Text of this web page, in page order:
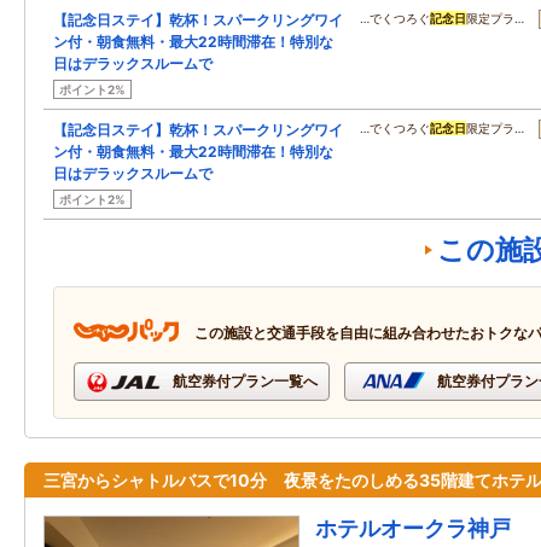
【記念日ステイ】乾杯！スパークリングワイ
ン付・朝食無料・最大22時間滞在！特別な
日はデラックスルームで
ポイント2%
…でくつろぐ記念日限定プラ…
【記念日ステイ】乾杯！スパークリングワイ
ン付・朝食無料・最大22時間滞在！特別な
日はデラックスルームで
ポイント2%
…でくつろぐ記念日限定プラ…
この施
この施設と交通手段を自由に組み合わせたおトクな
航空券付プラン一覧へ 航空券付プラ
三宮からシャトルバスで10分 夜景をたのしめる35階建てホテル
ホテルオークラ神戸